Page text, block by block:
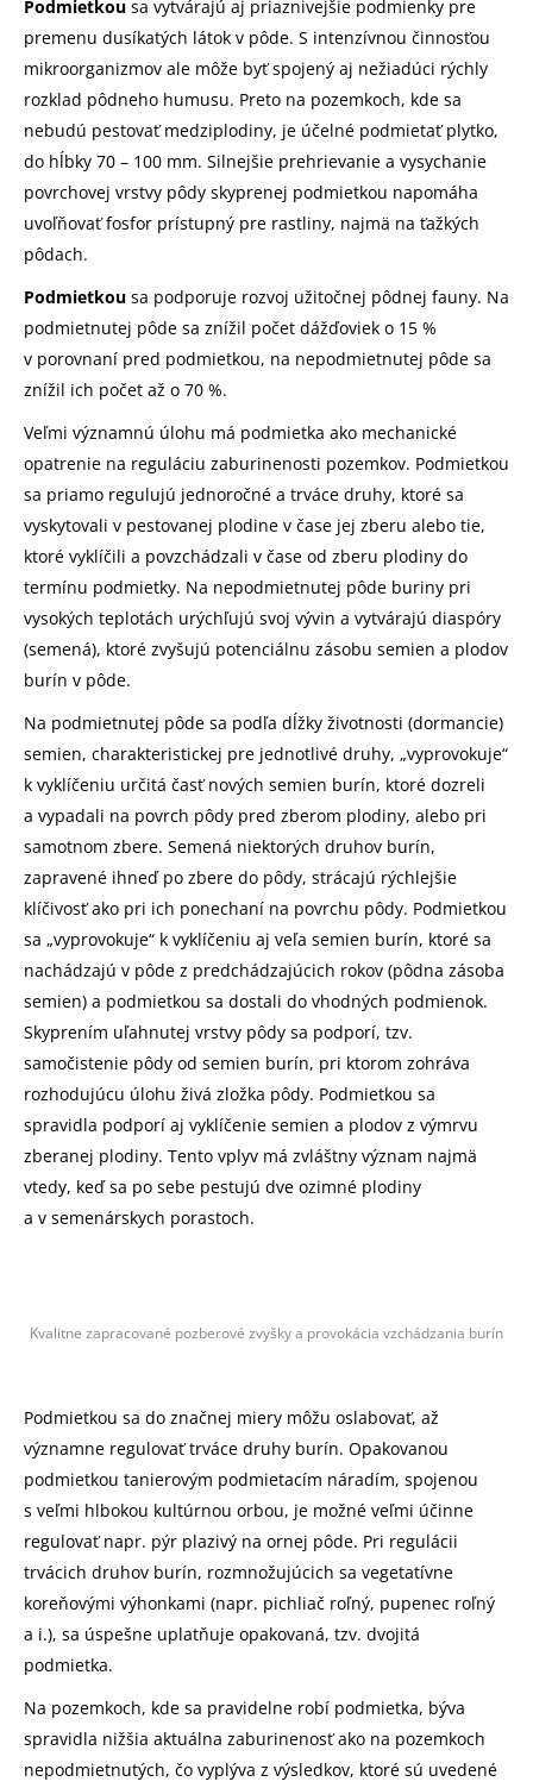
Podmietkou sa vytvárajú aj priaznivejšie podmienky pre
premenu dusíkatých látok v pôde. S intenzívnou činnosťou
mikroorganizmov ale môže byť spojený aj nežiadúci rýchly
rozklad pôdneho humusu. Preto na pozemkoch, kde sa
nebudú pestovať medziplodiny, je účelné podmietať plytko,
do hĺbky 70 – 100 mm. Silnejšie prehrievanie a vysychanie
povrchovej vrstvy pôdy skyprenej podmietkou napomáha
uvoľňovať fosfor prístupný pre rastliny, najmä na ťažkých
pôdach.
Podmietkou sa podporuje rozvoj užitočnej pôdnej fauny. Na
podmietnutej pôde sa znížil počet dážďoviek o 15 %
v porovnaní pred podmietkou, na nepodmietnutej pôde sa
znížil ich počet až o 70 %.
Veľmi významnú úlohu má podmietka ako mechanické
opatrenie na reguláciu zaburinenosti pozemkov. Podmietkou
sa priamo regulujú jednoročné a trváce druhy, ktoré sa
vyskytovali v pestovanej plodine v čase jej zberu alebo tie,
ktoré vyklíčili a povzchádzali v čase od zberu plodiny do
termínu podmietky. Na nepodmietnutej pôde buriny pri
vysokých teplotách urýchľujú svoj vývin a vytvárajú diaspóry
(semená), ktoré zvyšujú potenciálnu zásobu semien a plodov
burín v pôde.
Na podmietnutej pôde sa podľa dĺžky životnosti (dormancie)
semien, charakteristickej pre jednotlivé druhy, „vyprovokuje“
k vyklíčeniu určitá časť nových semien burín, ktoré dozreli
a vypadali na povrch pôdy pred zberom plodiny, alebo pri
samotnom zbere. Semená niektorých druhov burín,
zapravené ihneď po zbere do pôdy, strácajú rýchlejšie
klíčivosť ako pri ich ponechaní na povrchu pôdy. Podmietkou
sa „vyprovokuje“ k vyklíčeniu aj veľa semien burín, ktoré sa
nachádzajú v pôde z predchádzajúcich rokov (pôdna zásoba
semien) a podmietkou sa dostali do vhodných podmienok.
Skyprením uľahnutej vrstvy pôdy sa podporí, tzv.
samočistenie pôdy od semien burín, pri ktorom zohráva
rozhodujúcu úlohu živá zložka pôdy. Podmietkou sa
spravidla podporí aj vyklíčenie semien a plodov z výmrvu
zberanej plodiny. Tento vplyv má zvláštny význam najmä
vtedy, keď sa po sebe pestujú dve ozimné plodiny
a v semenárskych porastoch.
Kvalitne zapracované pozberové zvyšky a provokácia vzchádzania burín
Podmietkou sa do značnej miery môžu oslabovať, až
významne regulovať trváce druhy burín. Opakovanou
podmietkou tanierovým podmietacím náradím, spojenou
s veľmi hlbokou kultúrnou orbou, je možné veľmi účinne
regulovať napr. pýr plazivý na ornej pôde. Pri regulácii
trvácich druhov burín, rozmnožujúcich sa vegetatívne
koreňovými výhonkami (napr. pichliač roľný, pupenec roľný
a i.), sa úspešne uplatňuje opakovaná, tzv. dvojitá
podmietka.
Na pozemkoch, kde sa pravidelne robí podmietka, býva
spravidla nižšia aktuálna zaburinenosť ako na pozemkoch
nepodmietnutých, čo vyplýva z výsledkov, ktoré sú uvedené